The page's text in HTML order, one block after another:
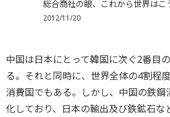
総合商社の眼、これから世界はこ
2012/11/20
中国は日本にとって韓国に次ぐ2番目
る。それと同時に、世界全体の4割程
消費国でもある。しかし、中国の鉄鋼
化しており、日本の輸出及び鉄鉱石な